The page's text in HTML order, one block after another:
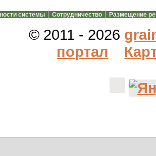
системы Сотрудничество Размещение
© 2011 - 2026
портал